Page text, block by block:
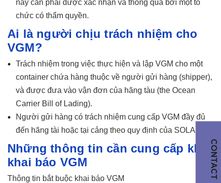
này cần phải được xác nhận và thông qua bởi một tổ
chức có thẩm quyền.
Ai là người chịu trách nhiệm cho
VGM?
Trách nhiệm trong việc thực hiện và lập VGM cho một
container chứa hàng thuộc về người gửi hàng (shipper),
và được đưa vào vận đơn của hãng tàu (the Ocean
Carrier Bill of Lading).
Người gửi hàng có trách nhiệm cung cấp VGM đầy đủ
đến hãng tài hoặc tại cảng theo quy định của SOLAS
Những thông tin cần cung cấp khi
khai báo VGM
Thông tin bắt buộc khai báo VGM CONTACT